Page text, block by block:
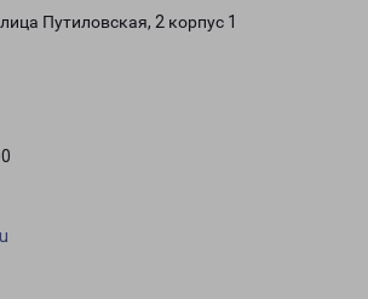
Путиловская, 2 корпус 1